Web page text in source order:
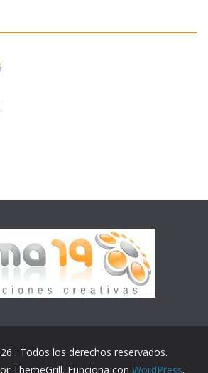
. Todos los derechos reservados.
ThemeGrill. Funciona con WordPress.